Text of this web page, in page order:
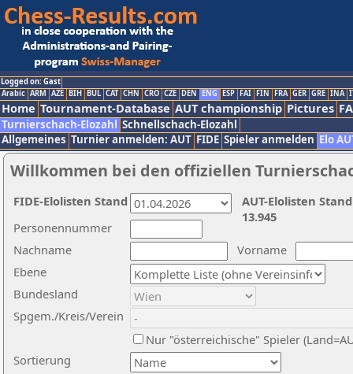
Logged on: Gast
Arabic ARM AZE BIH BUL CAT CHN CRO CZE DEN ENG ESP FAI FIN FRA GER GRE INA
Home Tournament-Database AUT championship Pictures
Turnierschach-Elozahl Schnellschach-Elozahl
Allgemeines Turnier anmelden: AUT FIDE Spieler anmelden Elo
Willkommen bei den offiziellen
Nachname
Vorname
Ebene
Sortierung
Personennummer
Bundesland
Spgem./Kreis/Verein
Nur "österreichische" Spieler
AUT-Elolisten
13.945
FIDE-Elolisten Stand